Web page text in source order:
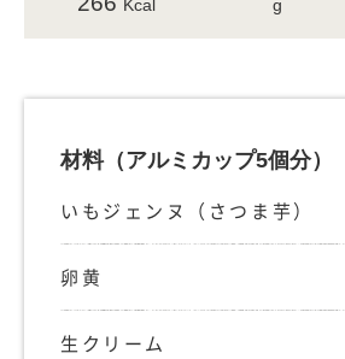
Kcal g
材料（アルミカップ5個分）
いもジェンヌ（さつま芋）
卵黄
生クリーム